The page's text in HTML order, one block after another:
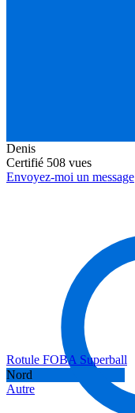
Denis
Certifié 508 vues
Envoyez-moi un message
Rotule FOBA Superball
Nord
Autre